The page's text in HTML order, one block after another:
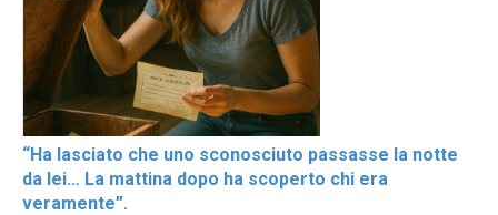
“Ha lasciato che uno sconosciuto passasse la notte
da lei… La mattina dopo ha scoperto chi era
veramente”.